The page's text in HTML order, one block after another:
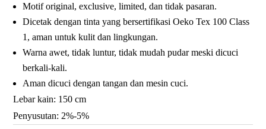
Motif original, exclusive, limited, dan tidak pasaran.
Dicetak dengan tinta yang bersertifikasi Oeko Tex 100 Class
1, aman untuk kulit dan lingkungan.
Warna awet, tidak luntur, tidak mudah pudar meski dicuci
berkali-kali.
Aman dicuci dengan tangan dan mesin cuci.
Lebar kain: 150 cm
Penyusutan: 2%-5%